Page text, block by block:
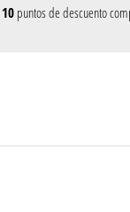
10puntos de descuento